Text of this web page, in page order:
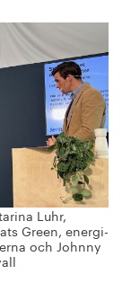
Luhr,
Green, energi-
och Johnny